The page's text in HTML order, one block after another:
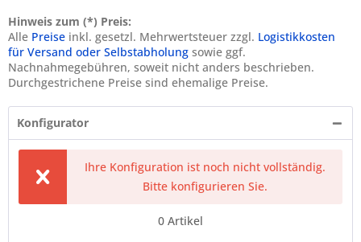
Hinweis zum (*) Preis:
Alle Preise inkl. gesetzl. Mehrwertsteuer zzgl. Logistikkosten
für Versand oder Selbstabholung sowie ggf.
Nachnahmegebühren, soweit nicht anders beschrieben.
Durchgestrichene Preise sind ehemalige Preise.
Konfigurator
Ihre Konfiguration ist noch nicht vollständig.
Bitte konfigurieren Sie.
0 Artikel